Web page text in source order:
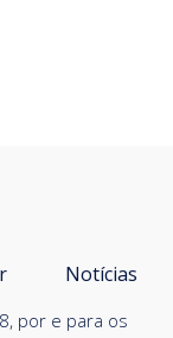
por e para os
Notícias